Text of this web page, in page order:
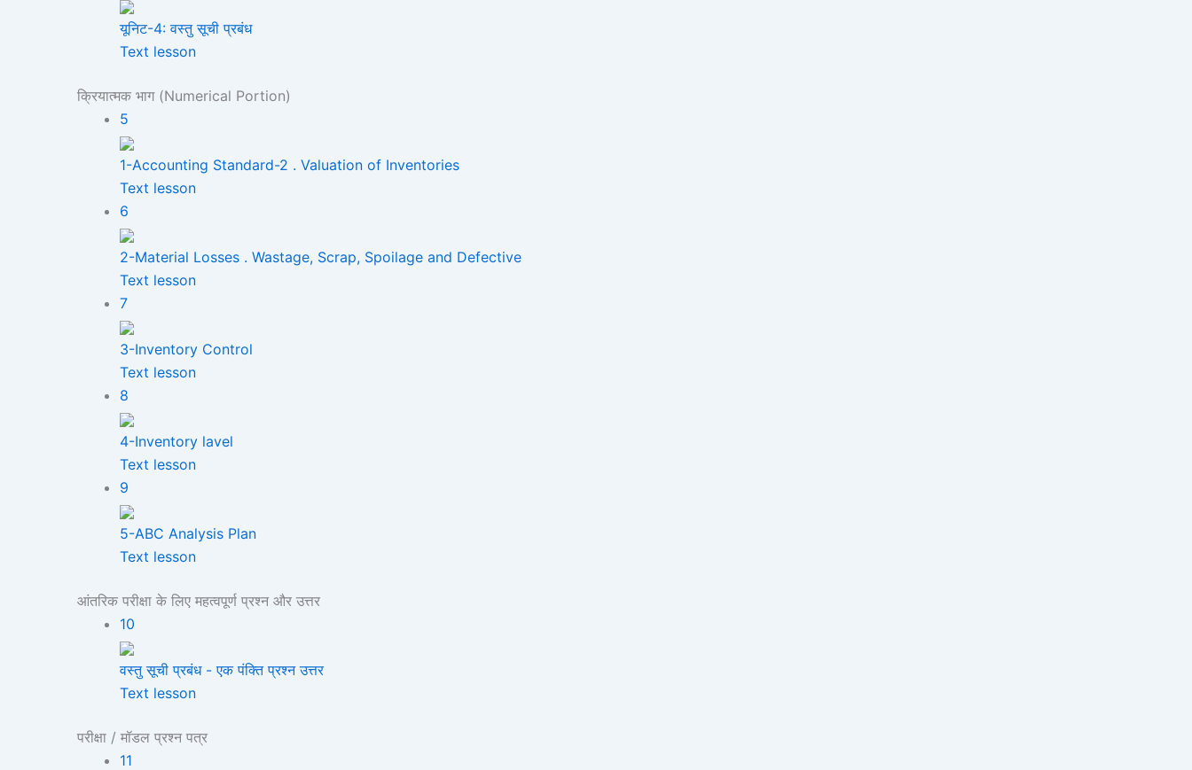
यूनिट-4: वस्तु सूची प्रबंध
Text lesson
क्रियात्मक भाग (Numerical Portion)
5
1-Accounting Standard-2 . Valuation of Inventories
Text lesson
6
2-Material Losses . Wastage, Scrap, Spoilage and Defective
Text lesson
7
3-Inventory Control
Text lesson
8
4-Inventory lavel
Text lesson
9
5-ABC Analysis Plan
Text lesson
आंतरिक परीक्षा के लिए महत्वपूर्ण प्रश्न और उत्तर
10
वस्तु सूची प्रबंध - एक पंक्ति प्रश्न उत्तर
Text lesson
परीक्षा / मॉडल प्रश्न पत्र
11